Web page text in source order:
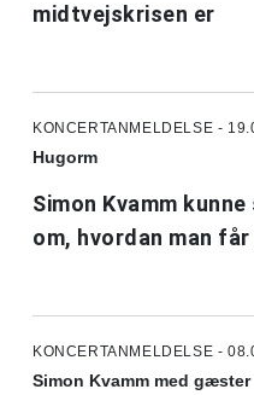
midtvejskrisen er
KONCERTANMELDELSE -
Hugorm
Simon Kvamm
om, hvordan man
KONCERTANMELDELSE -
Simon Kvamm med gæster